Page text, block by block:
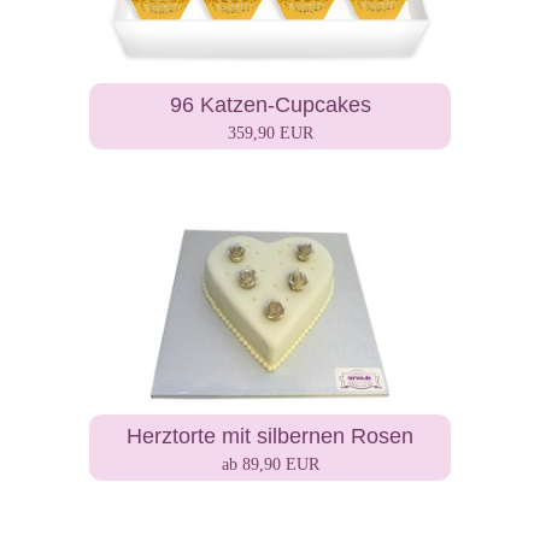
96 Katzen-Cupcakes
359,90 EUR
Herztorte mit silbernen Rosen
ab 89,90 EUR